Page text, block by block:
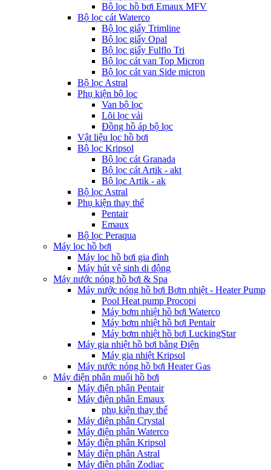
Bô lọc hồ bơi Emaux MFV
Bộ lọc cát Waterco
Bộ lọc giấy Trimline
Bộ lọc giấy Opal
Bộ lọc giấy Fulflo Tri
Bộ lọc cát van Top Micron
Bộ lọc cát van Side micron
Bộ lọc Astral
Phụ kiện bộ lọc
Van bộ lọc
Lõi lọc vải
Đồng hồ áp bộ lọc
Vật liệu lọc hồ bơi
Bộ lọc Kripsol
Bộ lọc cát Granada
Bộ lọc cát Artik - akt
Bộ lọc Artik - ak
Bộ lọc Astral
Phụ kiện thay thế
Pentair
Emaux
Bộ lọc Peraqua
Máy lọc hồ bơi
Máy lọc hồ bơi gia đình
Máy hút vệ sinh di động
Máy nước nóng hồ bơi & Spa
Máy nước nóng hồ bơi Bơm nhiệt - Heater Pump
Pool Heat pump Procopi
Máy bơm nhiệt hồ bơi Waterco
Máy bơm nhiệt hồ bơi Pentair
Máy bơm nhiệt hồ bơi LuckingStar
Máy gia nhiệt hồ bơi bằng Điện
Máy gia nhiệt Kripsol
Máy nước nóng hồ bơi Heater Gas
Máy điện phân muối hồ bơi
Máy điện phân Pentair
Máy điện phân Emaux
phụ kiện thay thế
Máy điện phân Crystal
Máy điện phân Waterco
Máy điện phân Kripsol
Máy điện phân Astral
Máy điện phân Zodiac